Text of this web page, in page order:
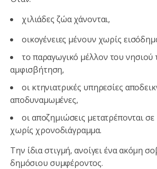
χιλιάδες ζώα χάνονται,
οικογένειες μένουν χωρίς
το παραγωγικό μέλλον του νησιού
αμφισβήτηση,
οι κτηνιατρικές υπηρεσίες
αποδυναμωμένες,
οι αποζημιώσεις μετατρέπονται
χωρίς χρονοδιάγραμμα.
Την ίδια στιγμή, ανοίγει ένα ακόμη
δημόσιου συμφέροντος.